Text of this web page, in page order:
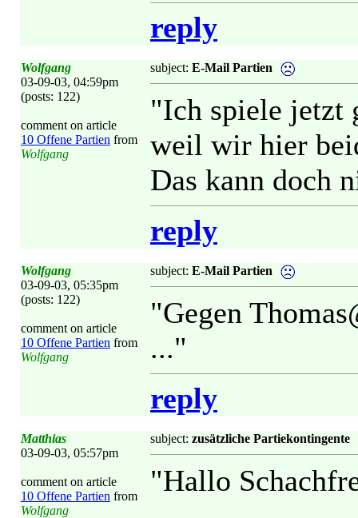
reply
Wolfgang
03-09-03, 04:59pm
(posts: 122)
comment on article
10 Offene Partien from
Wolfgang
subject: E-Mail Partien
"Ich spiele jetzt
weil wir hier
Das kann doch
reply
Wolfgang
03-09-03, 05:35pm
(posts: 122)
comment on article
10 Offene Partien from
Wolfgang
subject: E-Mail Partien
"Gegen
..."
reply
Matthias
03-09-03, 05:57pm
comment on article
10 Offene Partien from
Wolfgang
subject: zusätzliche Partiekontingente
"Hallo